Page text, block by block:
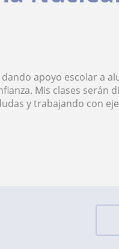
apoyo escolar a
Mis clases serán
y trabajando con